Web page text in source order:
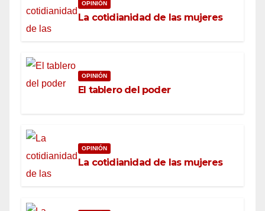
OPINIÓN
La cotidianidad de las mujeres
OPINIÓN
El tablero del poder
OPINIÓN
La cotidianidad de las mujeres